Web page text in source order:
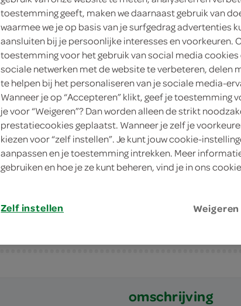
8.
99
16 Stuks
in winkelmand
Let op: aanbiedingen
verwerkt in de
omschrijving
toestemming geeft, maken we daarnaast gebruik van
waarmee we je op basis van je surfgedrag advertenties
aansluiten bij je persoonlijke interesses en voorkeuren.
toestemming voor het gebruik van social media
sociale netwerken met de website te verbeteren, delen
te helpen bij het personaliseren van je sociale media-
Wanneer je op “Accepteren” klikt, geef je toestemming
je voor “Weigeren”? Dan worden alleen de strikt
prestatiecookies geplaatst. Wanneer je zelf je
kiezen voor “zelf instellen”. Je kunt jouw cookie-
aanpassen en je toestemming intrekken. Meer
gebruiken en hoe je ze kunt beheren, vind je in ons
Zelf instellen Weigeren